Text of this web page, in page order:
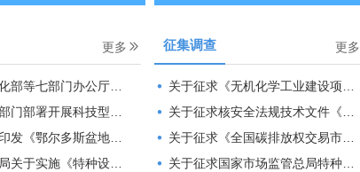
更多
关于开展2026年工业和信息化领域 创新任务揭榜挂帅工作的通知
技型企业创新政策扶持“一件事”专项行动
部区域煤层气增储上产行动方案（2026—2030年）》
设备焊接 操作人员考核细则》有关问题的通知
征集调查 更多
关于征求《无机化学工业建设项目环境影响评价文件审批原则（征求意见稿）》意见的函
关于征求核安全法规技术文件《氘氚聚变实验装置安全分析工作指南（征求意见稿）》意见的函
关于征求《全国碳排放权交易市场2025、2026年度发电行业以及2026年度钢铁、水泥、铝冶炼行业配额总量和分配方案（征求意见稿）》意见的函
关于征求国家市场监管总局特种设备局《压力管道定期检验规则—公用管道（征求意见稿）》意见的函